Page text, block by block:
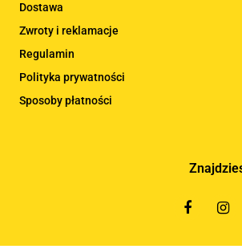
Dostawa
Zwroty i reklamacje
Regulamin
Polityka prywatności
Sposoby płatności